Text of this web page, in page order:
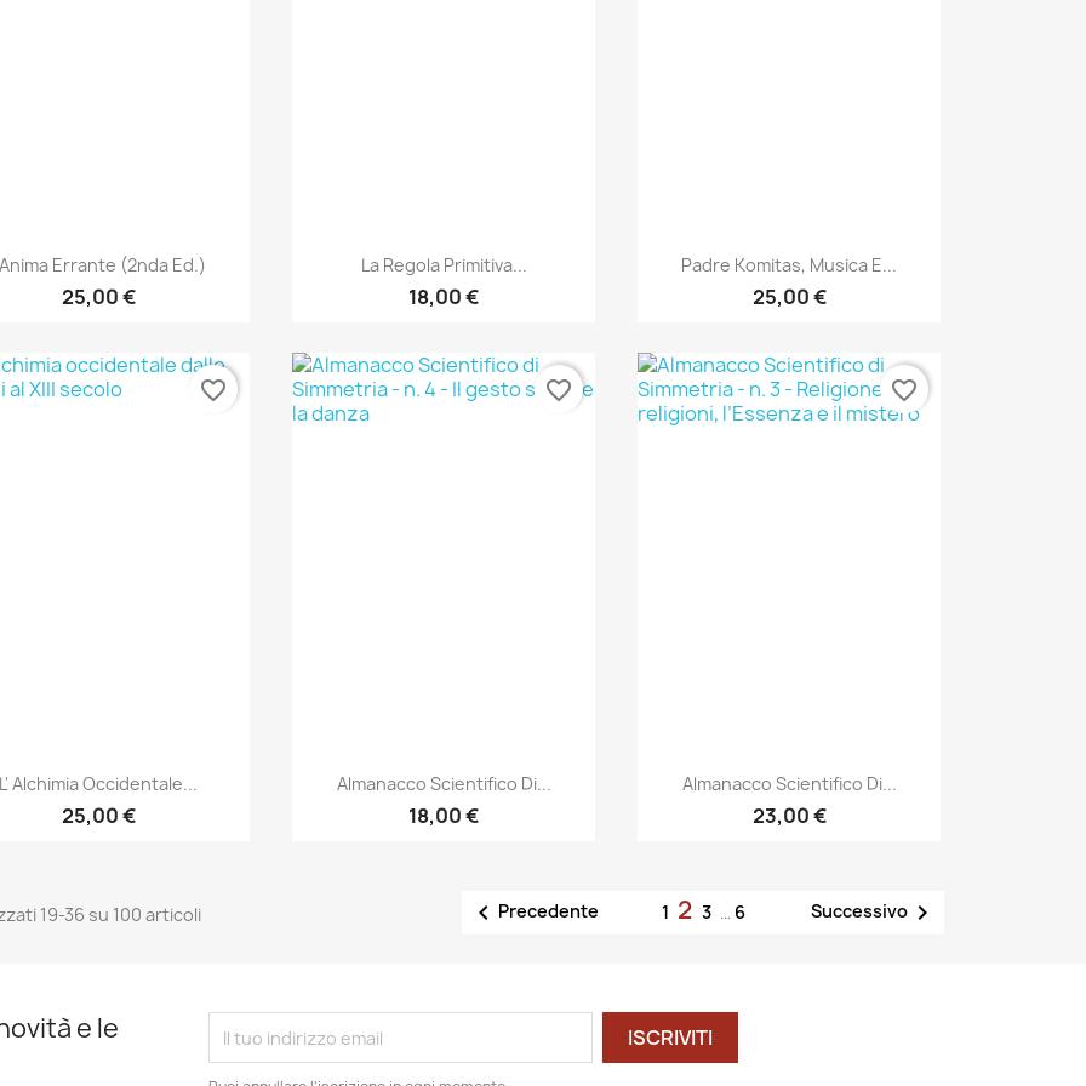
Anteprima
Errante (2nda Ed.)
25,00 €
Anteprima
La Regola Primitiva...
18,00 €
Anteprima
Padre Komitas, Musica E...
25,00 €
Anteprima
L' Alchimia Occidentale...
25,00 €
favorite_border
Anteprima
Almanacco Scientifico Di...
18,00 €
favorite_border
Anteprima
Almanacco Scientifico Di...
23,00 €
favorite_border
19-36 su 100 articoli  Precedente 1 23 … 6 Successivo
e le